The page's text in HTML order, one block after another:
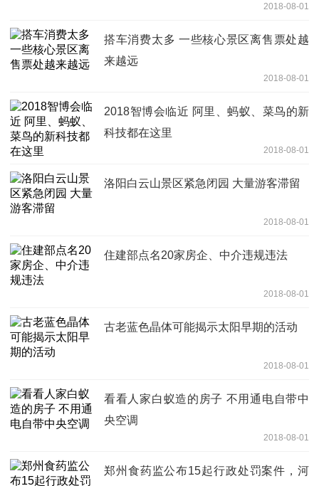
2018-08-01
搭车消费太多 一些核心景区离售票处越
来越远
2018-08-01
2018智博会临近 阿里、蚂蚁、菜鸟的新
科技都在这里
2018-08-01
洛阳白云山景区紧急闭园 大量游客滞留
2018-08-01
住建部点名20家房企、中介违规违法
2018-08-01
古老蓝色晶体可能揭示太阳早期的活动
2018-08-01
看看人家白蚁造的房子 不用通电自带中
央空调
2018-08-01
郑州食药监公布15起行政处罚案件，河